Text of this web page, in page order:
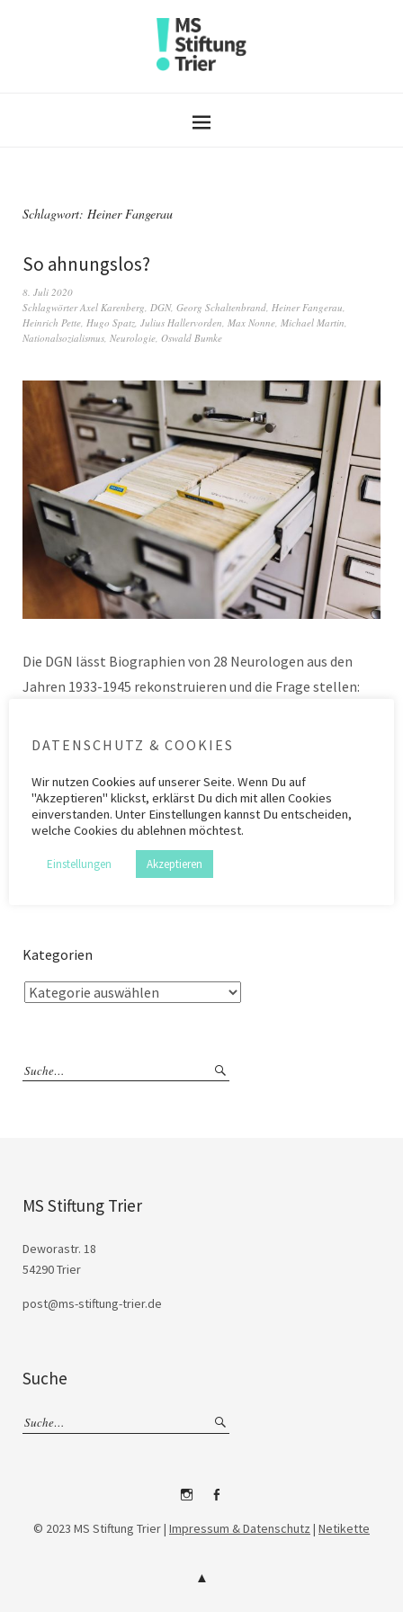
Schlagwort: Heiner Fangerau
So ahnungslos?
8. Juli 2020
SchlagwörterAxel Karenberg DGN, Georg Schaltenbrand Heiner Fangerau
Heinrich Pette Hugo Spatz Julius Hallervorden Max Nonne Michael Martin
Nationalsozialismus Neurologie Oswald Bumke
Die DGN lässt Biographien von 28 Neurologen aus den
Jahren 1933-1945 rekonstruieren und die Frage stellen:
danach?
Kategorie Allgemein , Forschung ZIMS 9 SchlagwörterAxel Karenberg
Schaltenbrand
Heiner Fangerau Heinrich Pette , Hugo Spatz Julius Hallervorden
Max Nonne
,Michael Martin , Nationalsozialismus Neurologie
Kategorien
MS Stiftung Trier
Deworastr. 18
54290 Trier
post@ms-stiftung-trier.de
Suche
InstagramFacebook
© 2023 MS Stiftung Trier | Impressum & Datenschutz | Netikette
DATENSCHUTZ & COOKIES
Wir nutzen Cookies auf unserer Seite. Wenn Du auf
"Akzeptieren" klickst, erklärst Du dich mit allen Cookies
einverstanden. Unter Einstellungen kannst Du entscheiden,
welche Cookies du ablehnen möchtest.
Einstellungen Akzeptieren